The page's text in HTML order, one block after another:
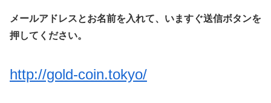
メールアドレスとお名前を入れて、いますぐ送信ボタンを
押してください。
http://gold-coin.tokyo/